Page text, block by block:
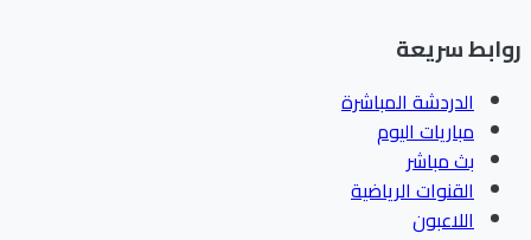
سريعة
الدردشة المباشرة
مباريات اليوم
بث مباشر
القنوات الرياضية
اللاعبون